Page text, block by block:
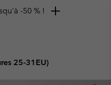
-50 % !
25-31EU)